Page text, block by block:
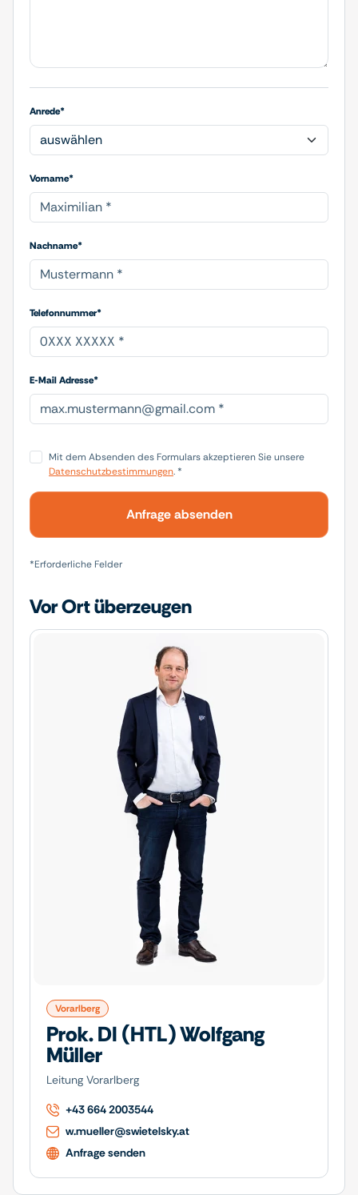
Vor Ort überzeugen
Vorarlberg
Prok. DI (HTL) Wolfgang
Müller
Leitung Vorarlberg
+43 664 2003544
w.mueller@swietelsky.at
Anfrage senden
Anrede*
Vorname*
Nachname*
Telefonnummer*
E-Mail Adresse*
Mit dem Absenden des Formulars akzeptieren Sie unsere
Datenschutzbestimmungen. *
Check
Contact person
Project
Anfrage absenden
*Erforderliche Felder